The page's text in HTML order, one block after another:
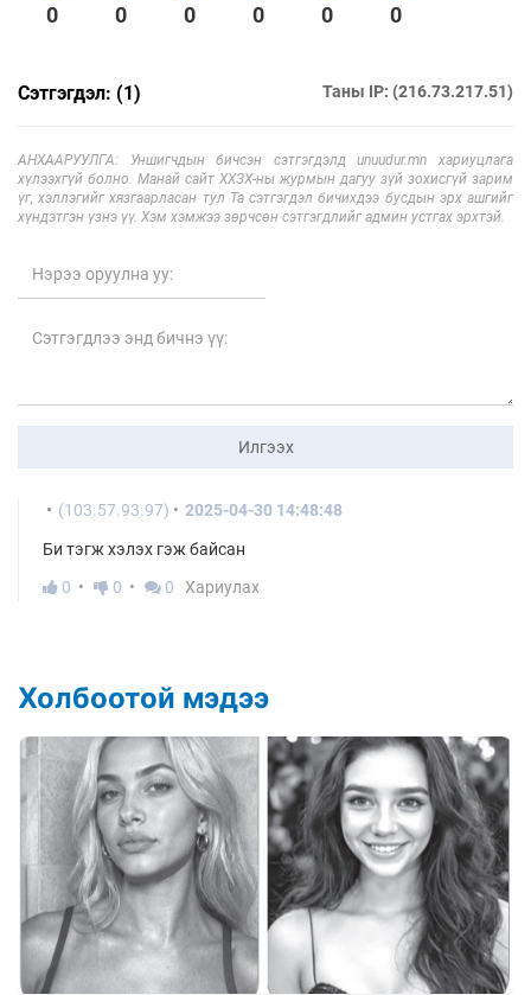
0 0 0 0 0 0
Сэтгэгдэл: (1) Таны IP: (216.73.217.51)
АНХААРУУЛГА: Уншигчдын бичсэн сэтгэгдэлд unuudur.mn хариуцлага
хүлээхгүй болно. Манай сайт ХХЗХ-ны журмын дагуу зүй зохисгүй зарим
үг, хэллэгийг хязгаарласан тул Та сэтгэгдэл бичихдээ бусдын эрх ашгийг
хүндэтгэн үзнэ үү. Хэм хэмжээ зөрчсөн сэтгэгдлийг админ устгах эрхтэй.
Илгээх
(103.57.93.97) 2025-04-30 14:48:48
Би тэгж хэлэх гэж байсан
0
0 0 Хариулах
Холбоотой мэдээ